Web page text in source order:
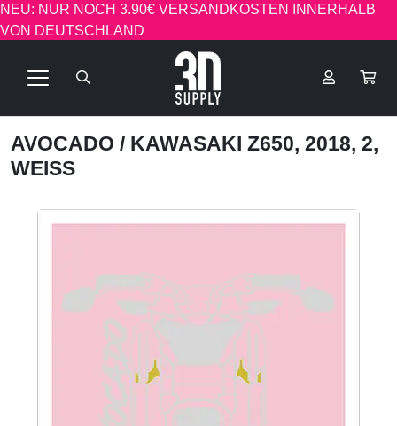
NEU: NUR NOCH 3.90€ VERSANDKOSTEN INNERHALB
VON DEUTSCHLAND
AVOCADO / KAWASAKI Z650, 2018, 2,
WEISS